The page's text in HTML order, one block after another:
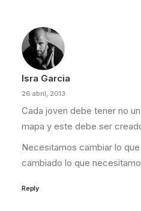
Isra Garcia
26 abril, 2013
Cada joven debe tener no
mapa y este debe ser
Necesitamos cambiar lo
cambiado lo que
Reply